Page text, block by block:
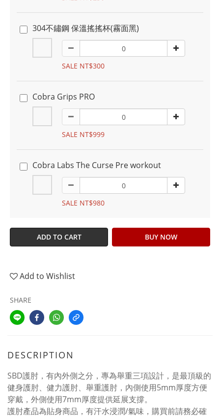
304不鏽鋼 保溫搖搖杯(霧面黑)
SALE NT$300
Cobra Grips PRO
SALE NT$999
Cobra Labs The Curse Pre workout
SALE NT$980
ADD TO CART BUY NOW
Add to Wishlist
SHARE
DESCRIPTION
SBD護肘，有內外側之分，專為舉重三項設計，是最頂級的
健身護肘、健力護肘、舉重護肘，內側使用5mm厚度方便
穿戴，外側使用7mm厚度提供延展支撐。
護肘產品為貼身商品，有汗水浸潤/氣味，購買前請務必確